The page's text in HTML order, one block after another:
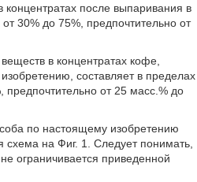
после выпаривания в
30% до 75%, предпочтительно от
в концентратах кофе,
составляет в пределах
предпочтительно от 25 масс.% до
по настоящему изобретению
схема на Фиг. 1. Следует понимать,
ограничивается приведенной